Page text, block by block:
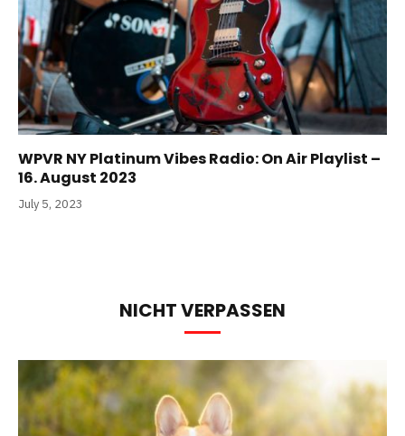
WPVR NY Platinum Vibes Radio: On Air Playlist –
16. August 2023
July 5, 2023
NICHT VERPASSEN